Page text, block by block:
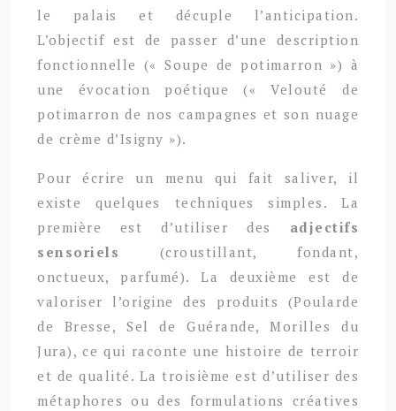
le palais et décuple l’anticipation.
L’objectif est de passer d’une description
fonctionnelle (« Soupe de potimarron ») à
une évocation poétique (« Velouté de
potimarron de nos campagnes et son nuage
de crème d’Isigny »).
Pour écrire un menu qui fait saliver, il
existe quelques techniques simples. La
première est d’utiliser des adjectifs
sensoriels (croustillant, fondant,
onctueux, parfumé). La deuxième est de
valoriser l’origine des produits (Poularde
de Bresse, Sel de Guérande, Morilles du
Jura), ce qui raconte une histoire de terroir
et de qualité. La troisième est d’utiliser des
métaphores ou des formulations créatives